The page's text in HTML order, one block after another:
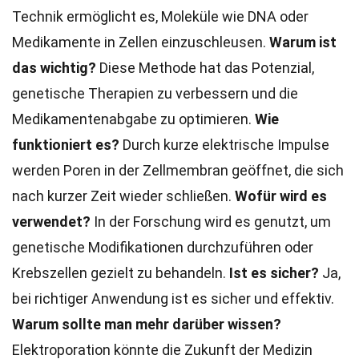
Technik ermöglicht es, Moleküle wie DNA oder
Medikamente in Zellen einzuschleusen. Warum ist
das wichtig? Diese Methode hat das Potenzial,
genetische Therapien zu verbessern und die
Medikamentenabgabe zu optimieren. Wie
funktioniert es? Durch kurze elektrische Impulse
werden Poren in der Zellmembran geöffnet, die sich
nach kurzer Zeit wieder schließen. Wofür wird es
verwendet? In der Forschung wird es genutzt, um
genetische Modifikationen durchzuführen oder
Krebszellen gezielt zu behandeln. Ist es sicher? Ja,
bei richtiger Anwendung ist es sicher und effektiv.
Warum sollte man mehr darüber wissen?
Elektroporation könnte die Zukunft der Medizin